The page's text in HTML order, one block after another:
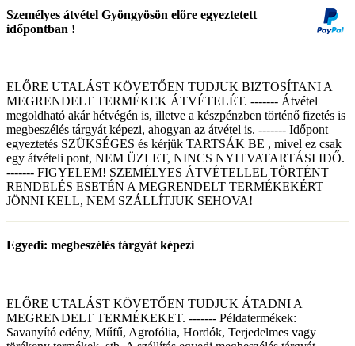
Személyes átvétel Gyöngyösön előre egyeztetett
időpontban !
ELŐRE UTALÁST KÖVETŐEN TUDJUK BIZTOSÍTANI A
MEGRENDELT TERMÉKEK ÁTVÉTELÉT. ------- Átvétel
megoldható akár hétvégén is, illetve a készpénzben történő fizetés is
megbeszélés tárgyát képezi, ahogyan az átvétel is. ------- Időpont
egyeztetés SZÜKSÉGES és kérjük TARTSÁK BE , mivel ez csak
egy átvételi pont, NEM ÜZLET, NINCS NYITVATARTÁSI IDŐ.
------- FIGYELEM! SZEMÉLYES ÁTVÉTELLEL TÖRTÉNT
RENDELÉS ESETÉN A MEGRENDELT TERMÉKEKÉRT
JÖNNI KELL, NEM SZÁLLÍTJUK SEHOVA!
Egyedi: megbeszélés tárgyát képezi
ELŐRE UTALÁST KÖVETŐEN TUDJUK ÁTADNI A
MEGRENDELT TERMÉKEKET. ------- Példatermékek:
Savanyító edény, Műfű, Agrofólia, Hordók, Terjedelmes vagy